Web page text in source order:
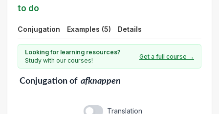
to do
Conjugation Examples (5) Details
Looking for learning resources?
Study with our courses!
Get a full course →
Conjugationof afknappen
Translation